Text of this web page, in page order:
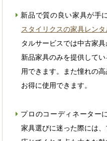
新品で質の良い家具が手
スタイリクスの家具レンタ
タルサービスでは中古家
新品家具のみを提供して
用できます。また憧れの
お得に使用できます。
プロのコーディネーター
家具選びに迷った際には